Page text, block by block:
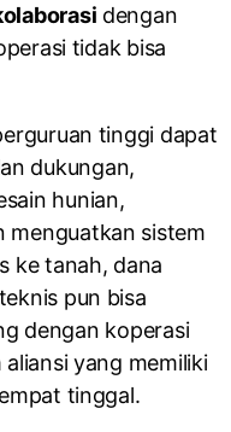
dengan
tidak bisa
tinggi dapat
dukungan,
hunian,
menguatkan sistem
ke tanah, dana
pun bisa
dengan koperasi
yang memiliki
tinggal.